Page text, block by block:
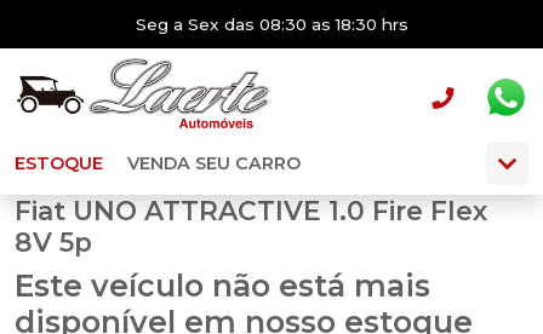
Seg a Sex das 08:30 as 18:30 hrs
ESTOQUE VENDA SEU CARRO
Fiat UNO ATTRACTIVE 1.0 Fire Flex
8V 5p
Este veículo não está mais
disponível em nosso estoque